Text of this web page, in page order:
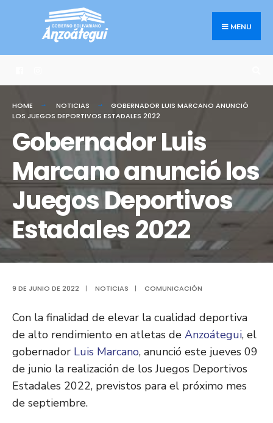
MENU
HOME NOTICIAS
GOBERNADOR LUIS MARCANO ANUNCIÓ
LOS JUEGOS DEPORTIVOS ESTADALES 2022
Gobernador Luis
Marcano anunció los
Juegos Deportivos
Estadales 2022
9 DE JUNIO DE 2022 | NOTICIAS | COMUNICACIÓN
Con la finalidad de elevar la cualidad deportiva
de alto rendimiento en atletas de Anzoátegui, el
gobernador Luis Marcano, anunció este jueves 09
de junio la realización de los Juegos Deportivos
Estadales 2022, previstos para el próximo mes
de septiembre.
Search